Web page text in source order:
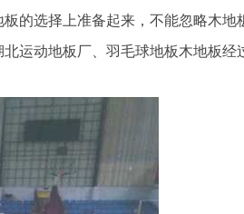
的选择上准备起来，不能忽略木地
运动地板厂、羽毛球地板木地板经